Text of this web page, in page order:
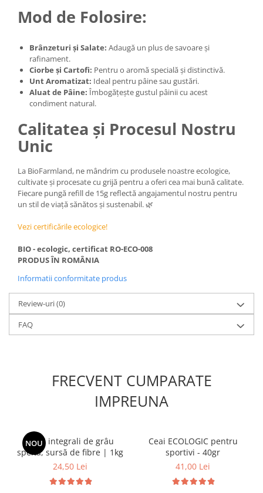
Mod de Folosire:
Brânzeturi și Salate: Adaugă un plus de savoare și
rafinament.
Ciorbe și Cartofi: Pentru o aromă specială și distinctivă.
Unt Aromatizat: Ideal pentru pâine sau gustări.
Aluat de Pâine: Îmbogățește gustul pâinii cu acest
condiment natural.
Calitatea și Procesul Nostru
Unic
La BioFarmland, ne mândrim cu produsele noastre ecologice,
cultivate și procesate cu grijă pentru a oferi cea mai bună calitate.
Fiecare pungă refill de 15g reflectă angajamentul nostru pentru
un stil de viață sănătos și sustenabil. 🌿
Vezi certificările ecologice!
BIO - ecologic, certificat RO-ECO-008
PRODUS ÎN ROMÂNIA
Informatii conformitate produs
Review-uri(0)
FAQ
FRECVENT CUMPARATE
IMPREUNA
NOU
Fulgi integrali de grâu
spelta, sursă de fibre | 1kg
24,50 Lei
Ceai ECOLOGIC pentru
sportivi - 40gr
41,00 Lei